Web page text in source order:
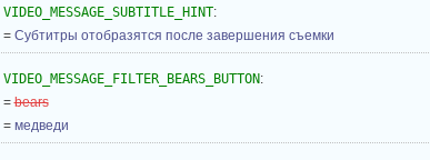
VIDEO_MESSAGE_SUBTITLE_HINT:
= Субтитры отобразятся после завершения съемки
VIDEO_MESSAGE_FILTER_BEARS_BUTTON:
=bears
= медведи